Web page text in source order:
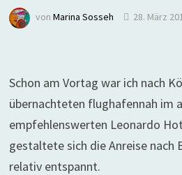
von Marina Sosseh 28. März
Schon am Vortag war ich nach
übernachteten flughafennah im
empfehlenswerten Leonardo
gestaltete sich die Anreise nach
relativ entspannt.